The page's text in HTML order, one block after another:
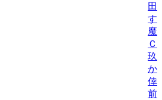
田
す
魔
Ｃ
玖/
か/
倖
前